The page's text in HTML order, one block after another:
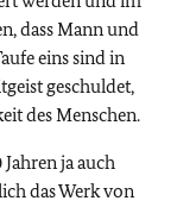
dass Mann und
eins sind in
geschuldet,
des Menschen.
ja auch
das Werk von